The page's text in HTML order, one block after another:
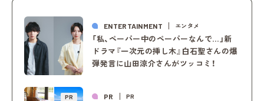
ENTERTAINMENT エンタメ
「私、ペーパー中のペーパーなんで…」新
ドラマ『一次元の挿し木』白石聖さんの爆
弾発言に山田涼介さんがツッコミ！
PR PR PR